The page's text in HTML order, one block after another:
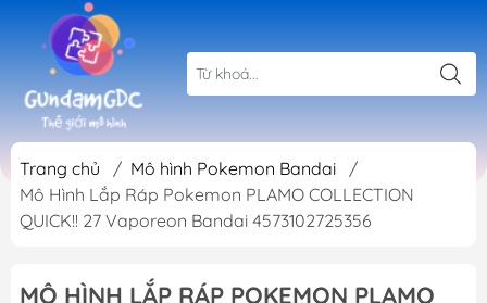
Trang chủ / Mô hình Pokemon Bandai
/
Mô Hình Lắp Ráp Pokemon PLAMO COLLECTION
QUICK!! 27 Vaporeon Bandai 4573102725356
MÔ HÌNH LẮP RÁP POKEMON PLAMO